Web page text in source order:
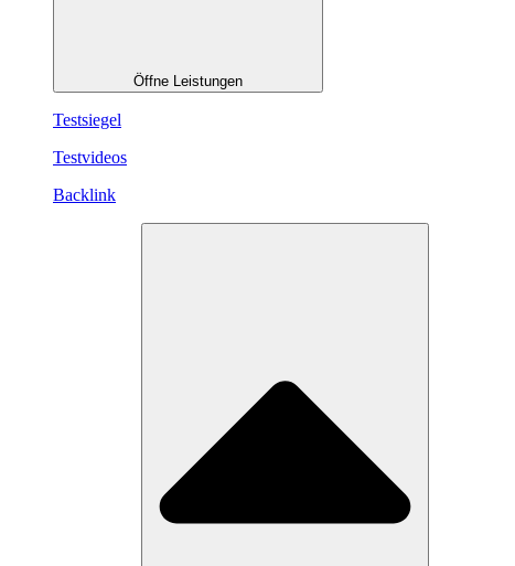
Öffne Leistungen
Testsiegel
Testvideos
Backlink